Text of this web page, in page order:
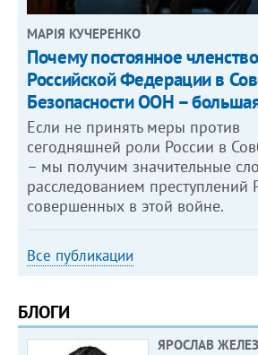
МАРІЯ КУЧЕРЕНКО
​Почему постоянное членство
Российской Федерации в
Безопасности ООН –
Если не принять меры против
сегодняшней роли России в
– мы получим значительные
расследованием преступлений
совершенных в этой войне.
Все публикации
БЛОГИ
ЯРОСЛАВ